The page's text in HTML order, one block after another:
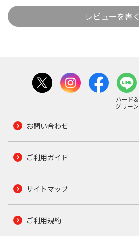
レビューを書く
ハード&
グリーン
お問い合わせ
ご利用ガイド
サイトマップ
ご利用規約